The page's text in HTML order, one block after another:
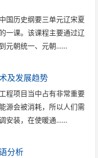
国历史纲要三单元辽宋夏
一课。该课程主要通过辽
元朝统一、元朝……
及发展趋势
程项目当中占有非常重要
源会被消耗，所以人们需
安装，在使暖通……
分析